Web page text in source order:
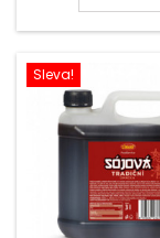
Sleva!